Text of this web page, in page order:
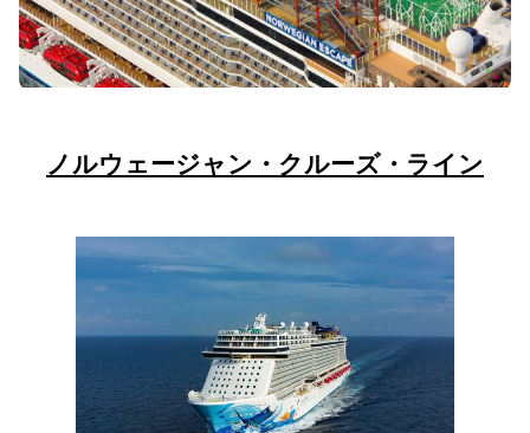
ノルウェージャン・クルーズ・ライン